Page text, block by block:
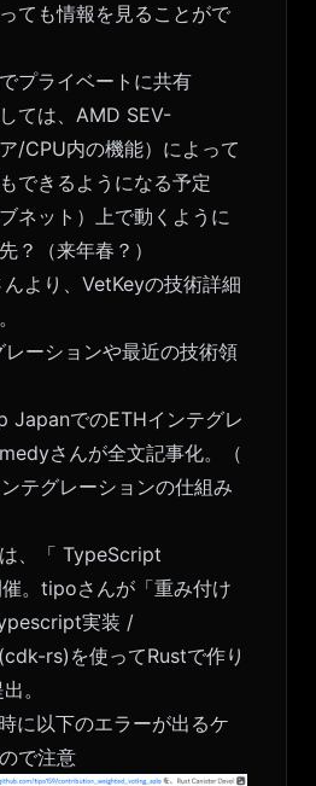
ても情報を見ることがで
プライベートに共有
ては、AMD SEV-
/CPU内の機能）によって
できるようになる予定
ネット）上で動くように
？（来年春？）
より、VetKeyの技術詳細
ーションや最近の技術領
JapanでのETHインテグレ
さんが全文記事化。（
テグレーションの仕組み
、「 TypeScript
催。tipoさんが「重み付け
実装 /
rs)を使ってRustで作り
。
に以下のエラーが出るケ
で注意